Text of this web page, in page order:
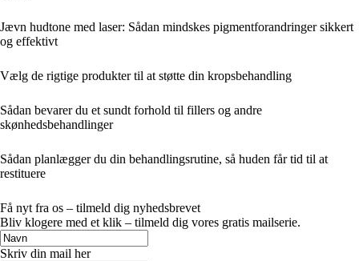
Jævn hudtone med laser: Sådan mindskes pigmentforandringer sikkert
og effektivt
Vælg de rigtige produkter til at støtte din kropsbehandling
Sådan bevarer du et sundt forhold til fillers og andre
skønhedsbehandlinger
Sådan planlægger du din behandlingsrutine, så huden får tid til at
restituere
Få nyt fra os – tilmeld dig nyhedsbrevet
Bliv klogere med et klik – tilmeld dig vores gratis mailserie.
Skriv din mail her